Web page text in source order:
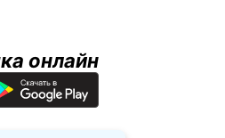
онлайн